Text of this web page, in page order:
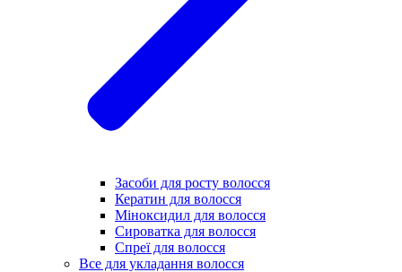
Засоби для росту волосся
Кератин для волосся
Міноксидил для волосся
Сироватка для волосся
Спреї для волосся
Все для укладання волосся